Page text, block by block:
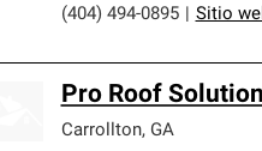
(404) 494-0895
Sitio
Pro Roof
Carrollton, GA